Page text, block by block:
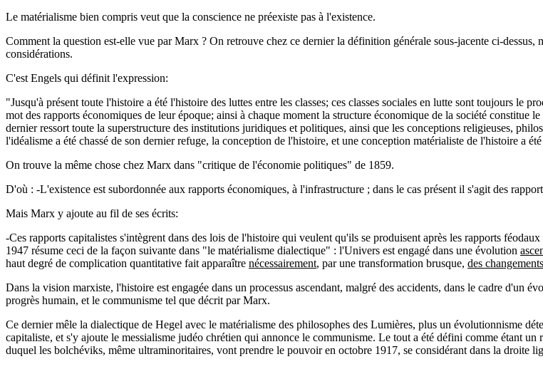
Le matérialisme bien compris veut que la conscience ne préexiste pas à l'existence.
Comment la question est-elle vue par Marx ? On retrouve chez ce dernier la définition générale sous-jacente ci-dessus,
considérations.
C'est Engels qui définit l'expression:
"Jusqu'à présent toute l'histoire a été l'histoire des luttes entre les classes; ces classes sociales en lutte sont toujours le
mot des rapports économiques de leur époque; ainsi à chaque moment la structure économique de la société constitue
dernier ressort toute la superstructure des institutions juridiques et politiques, ainsi que les conceptions religieuses,
l'idéalisme a été chassé de son dernier refuge, la conception de l'histoire, et une conception matérialiste de l'histoire a
On trouve la même chose chez Marx dans "critique de l'économie politiques" de 1859.
D'où : -L'existence est subordonnée aux rapports économiques, à l'infrastructure ; dans le cas présent il s'agit des
Mais Marx y ajoute au fil de ses écrits:
-Ces rapports capitalistes s'intègrent dans des lois de l'histoire qui veulent qu'ils se produisent après les rapports
1947 résume ceci de la façon suivante dans "le matérialisme dialectique" : l'Univers est engagé dans une évolution
haut degré de complication quantitative fait apparaître nécessairement, par une transformation brusque, des
Dans la vision marxiste, l'histoire est engagée dans un processus ascendant, malgré des accidents, dans le cadre d'un
progrès humain, et le communisme tel que décrit par Marx.
Ce dernier mêle la dialectique de Hegel avec le matérialisme des philosophes des Lumières, plus un évolutionnisme
capitaliste, et s'y ajoute le messialisme judéo chrétien qui annonce le communisme. Le tout a été défini comme étant
duquel les bolchéviks, même ultraminoritaires, vont prendre le pouvoir en octobre 1917, se considérant dans la droite